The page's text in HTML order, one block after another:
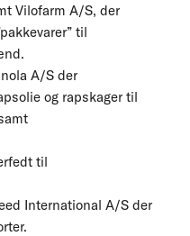
Vilofarm A/S, der
til
A/S der
og rapskager til
til
International A/S der